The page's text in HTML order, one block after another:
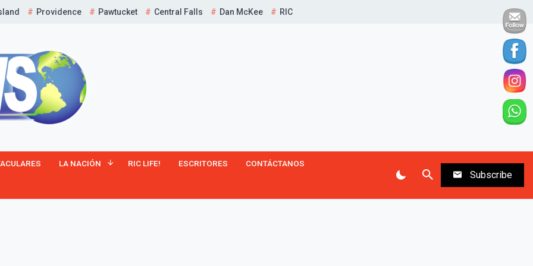
Providence Pawtucket Central Falls Dan McKee RIC
LA NACIÓN RIC LIFE! ESCRITORES CONTÁCTANOS
Subscribe